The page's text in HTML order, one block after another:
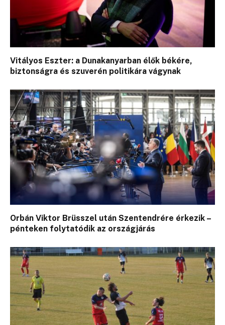
Vitályos Eszter: a Dunakanyarban élők békére,
biztonságra és szuverén politikára vágynak
Orbán Viktor Brüsszel után Szentendrére érkezik –
pénteken folytatódik az országjárás